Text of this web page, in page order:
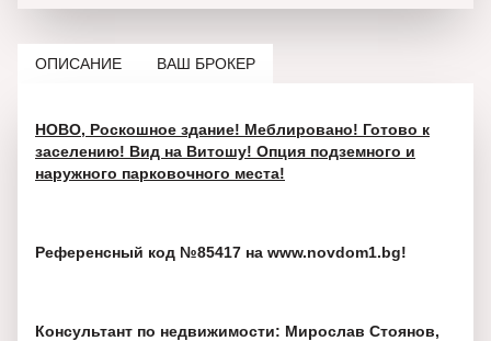
ОПИСАНИЕ ВАШ БРОКЕР
НОВО, Роскошное здание! Меблировано! Готово к
заселению! Вид на Витошу! Опция подземного и
наружного парковочного места!
Референсный код №85417 на www.novdom1.bg!
Консультант по недвижимости: Мирослав Стоянов,